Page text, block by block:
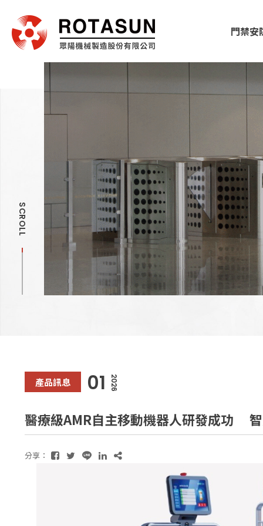
門禁安
SCROLL
產品訊息 01 2026
醫療級AMR自主移動機器人研發成功
分享：